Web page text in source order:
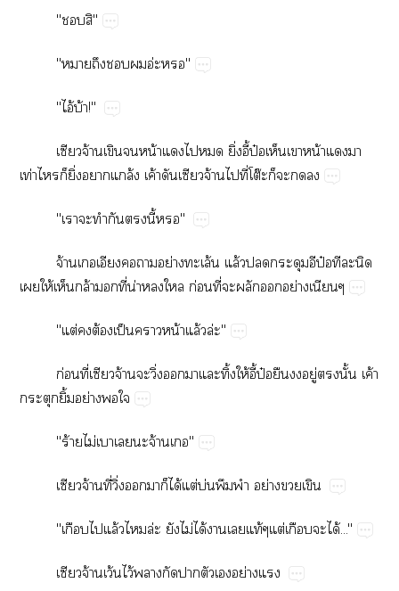
"​"
"​​​อ่"
"ไอ้​บ้!"
​จ้​​​น้​​​​ิ่ี้ป๋​​​น้​​​
ท่​​ิ่​​ล้​ค้​​​จ้​​ี่​โต๊​​​​
"​​​​​ี้​"
จ้​​​​ย่​ล้​ล้​​​​ป๋​​​​
​ให้​​ล้​​ี่​น่​​ก่​ี่​​​​ย่​
"ต่​​ต้​ป็​​น้​ล้​ล่"
ก่​ี่​​จ้​​ิ่​​​​ิ้​ให้ี้ป๋​​​ู่​​ั้​ค้​
​ิ้​ย่​​
"ร้​ไม่​​​​จ้​"
​จ้​ี่​ิ่​​​​ได้​ต่​บ่​​​ย่​​
"​​ล้​​ล่​​ไม่​ได้​​​ท้ต่​​​ได้..."
​จ้​ว้​ไว้​​​​​​ย่​